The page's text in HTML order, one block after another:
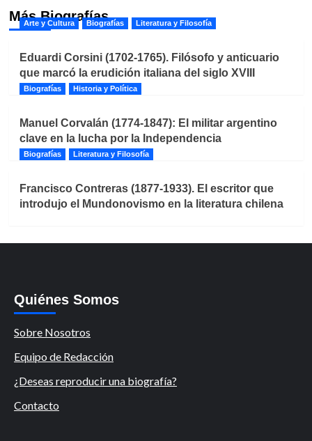
Más Biografías
Arte y Cultura Biografías Literatura y Filosofía
Eduardi Corsini (1702-1765). Filósofo y anticuario
que marcó la erudición italiana del siglo XVIII
Biografías Historia y Política
Manuel Corvalán (1774-1847): El militar argentino
clave en la lucha por la Independencia
Biografías Literatura y Filosofía
Francisco Contreras (1877-1933). El escritor que
introdujo el Mundonovismo en la literatura chilena
Quiénes Somos
Sobre Nosotros
Equipo de Redacción
¿Deseas reproducir una biografía?
Contacto